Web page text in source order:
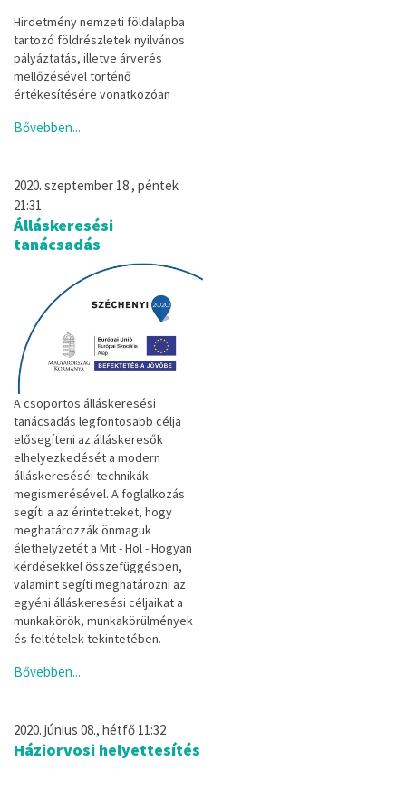
Hirdetmény nemzeti földalapba
tartozó földrészletek nyilvános
pályáztatás, illetve árverés
mellőzésével történő
értékesítésére vonatkozóan
Bővebben...
2020. szeptember 18., péntek
21:31
Álláskeresési
tanácsadás
A csoportos álláskeresési
tanácsadás legfontosabb célja
elősegíteni az álláskeresők
elhelyezkedését a modern
álláskereséséi technikák
megismerésével. A foglalkozás
segíti a az érintetteket, hogy
meghatározzák önmaguk
élethelyzetét a Mit - Hol - Hogyan
kérdésekkel összefüggésben,
valamint segíti meghatározni az
egyéni álláskeresési céljaikat a
munkakörök, munkakörülmények
és feltételek tekintetében.
Bővebben...
2020. június 08., hétfő 11:32
Háziorvosi helyettesítés